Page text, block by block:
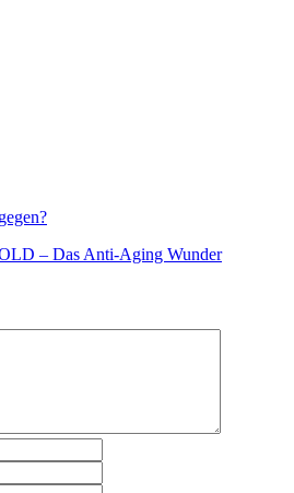
– Das Anti-Aging Wunder